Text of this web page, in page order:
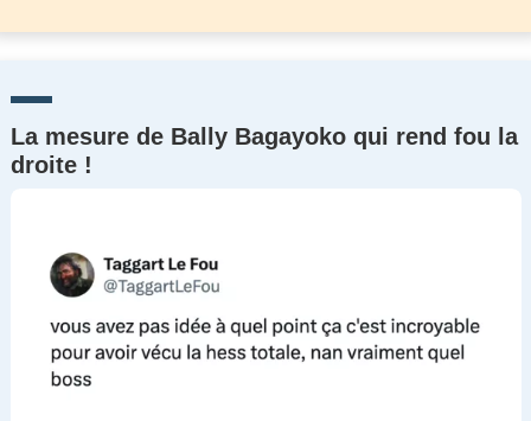
La mesure de Bally Bagayoko qui rend fou la
droite !